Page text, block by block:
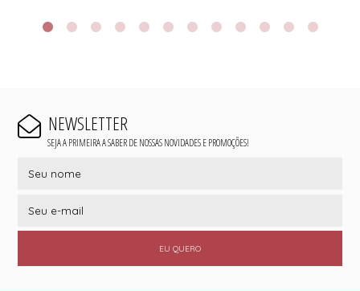
NEWSLETTER
SEJA A PRIMEIRA A SABER DE NOSSAS NOVIDADES E PROMOÇÕES!
EU QUERO